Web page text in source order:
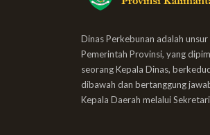
Dinas Perkebunan adalah
Pemerintah Provinsi, yang
seorang Kepala Dinas,
dibawah dan bertanggung
Kepala Daerah melalui